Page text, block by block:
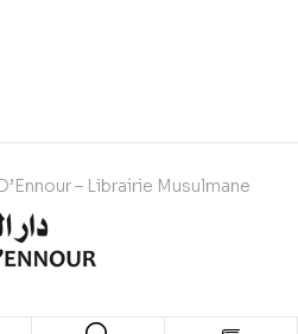
– Librairie Musulmane